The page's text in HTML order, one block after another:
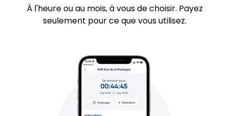
À l'heure ou au mois, à vous de choisir. Payez
seulement pour ce que vous utilisez.